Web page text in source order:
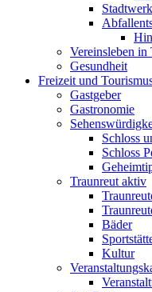
Vereinsleben in
Gesundheit
Freizeit und
Gastgeber
Gastronomie
Schloss
Schloss
Traunreut aktiv
Bäder
Kultur